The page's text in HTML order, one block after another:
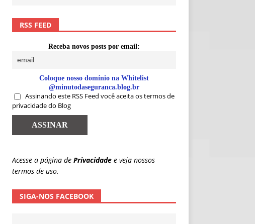
RSS FEED
Receba novos posts por email:
Coloque nosso domínio na Whitelist
@minutodaseguranca.blog.br
Assinando este RSS Feed você aceita os termos de
privacidade do Blog
Acesse a página de Privacidade e veja nossos
termos de uso.
SIGA-NOS FACEBOOK